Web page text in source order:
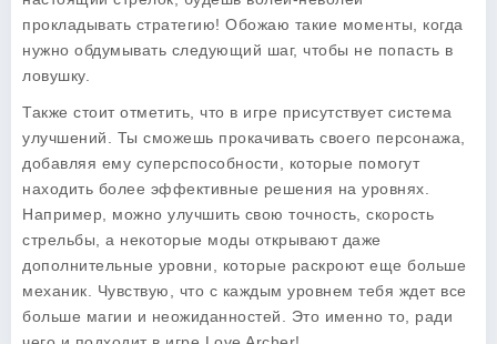
прокладывать стратегию! Обожаю такие моменты, когда
нужно обдумывать следующий шаг, чтобы не попасть в
ловушку.
Также стоит отметить, что в игре присутствует система
улучшений. Ты сможешь прокачивать своего персонажа,
добавляя ему суперспособности, которые помогут
находить более эффективные решения на уровнях.
Например, можно улучшить свою точность, скорость
стрельбы, а некоторые моды открывают даже
дополнительные уровни, которые раскроют еще больше
механик. Чувствую, что с каждым уровнем тебя ждет все
больше магии и неожиданностей. Это именно то, ради